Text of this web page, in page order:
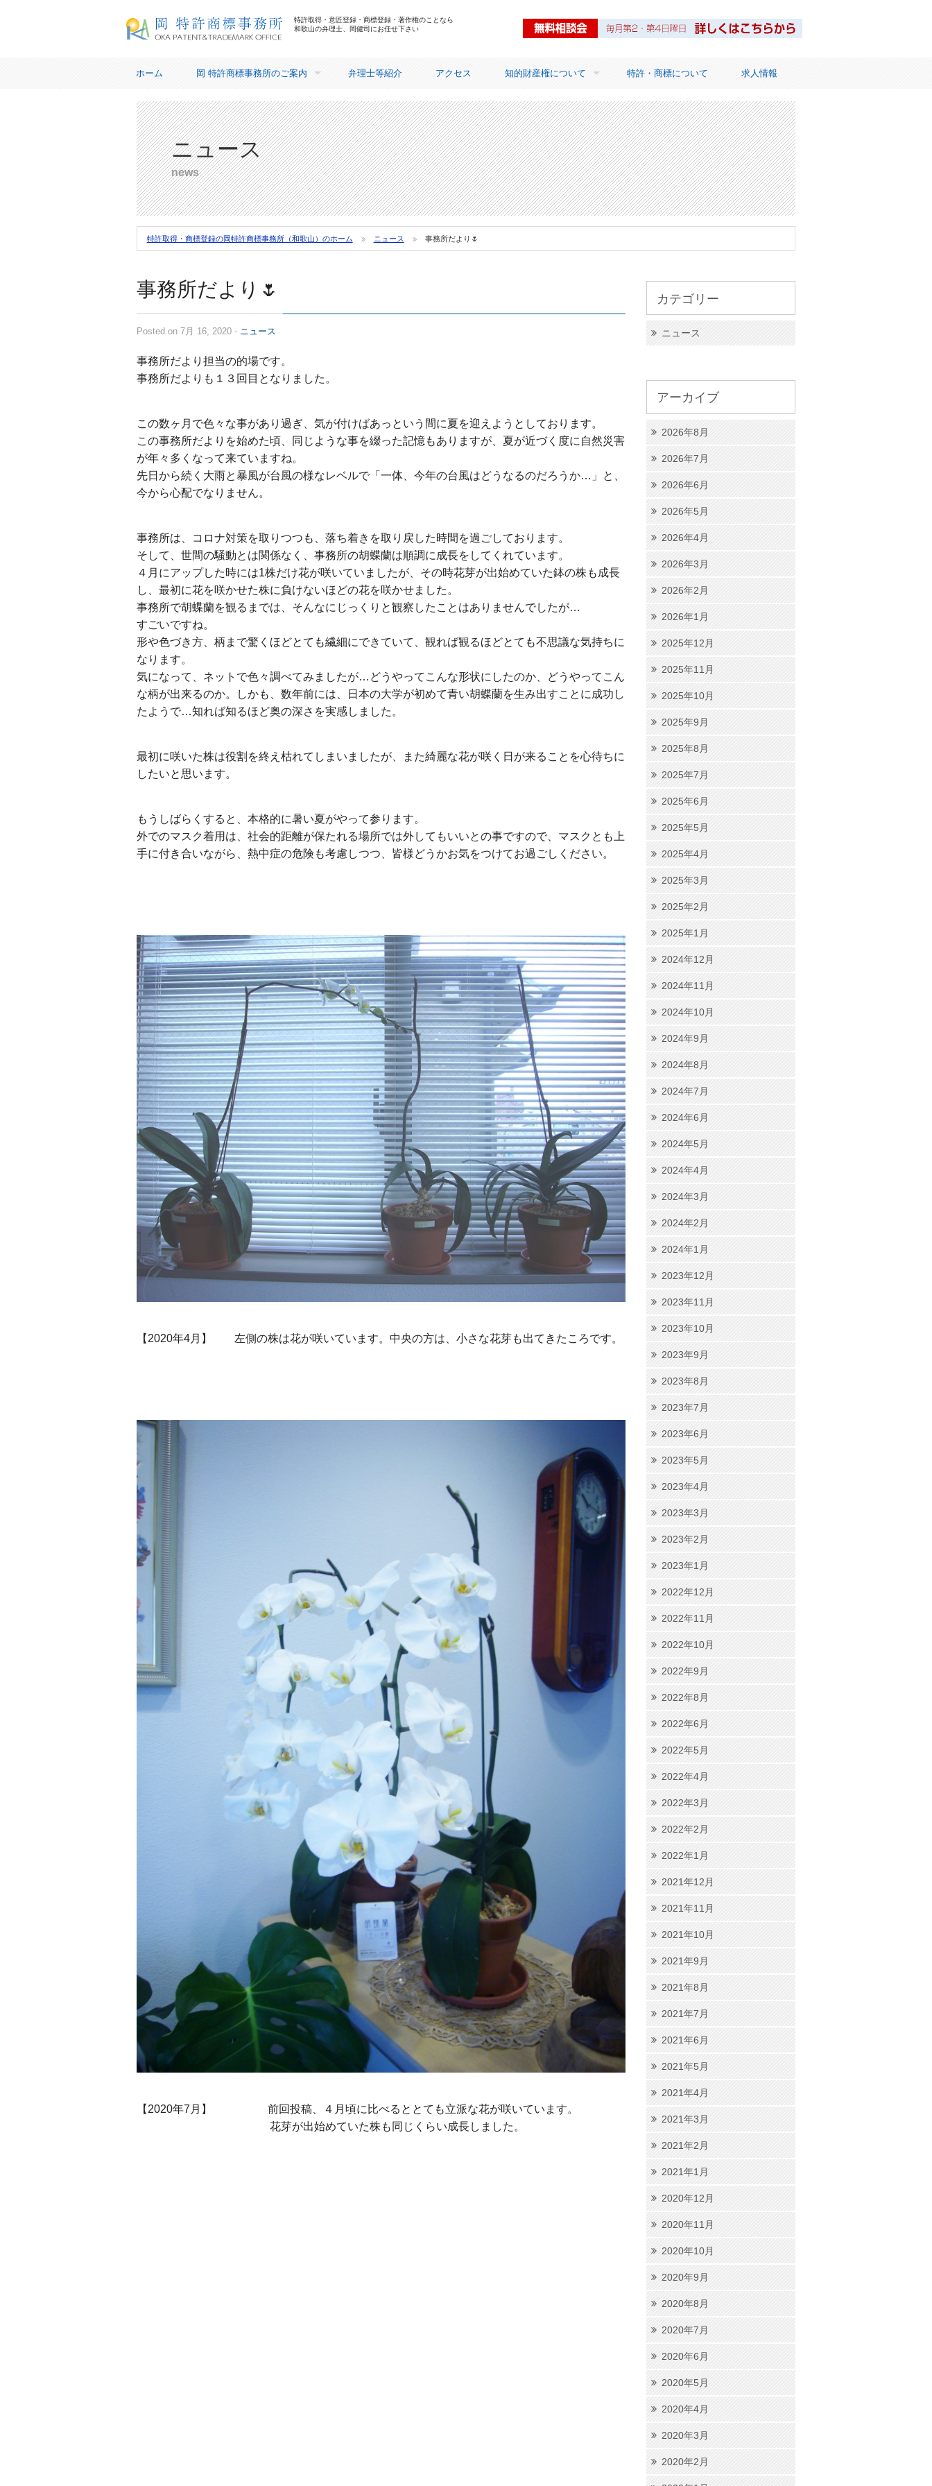
特許取得・意匠登録・商標登録・著作権のことなら
和歌山の弁理士、岡健司にお任せ下さい
ホーム 岡 特許商標事務所のご案内
業務内容
リンク
プライバシーポリシー
弁理士等紹介 アクセス 知的財産権について
知的財産権を取得するメリット
特許・商標について 求人情報
ニュース
news
特許取得・商標登録の岡特許商標事務所（和歌山）のホーム ニュース 事務所だより🌷
事務所だより🌷
Posted on 7月 16, 2020 - ニュース
事務所だより担当の的場です。
事務所だよりも１３回目となりました。
この数ヶ月で色々な事があり過ぎ、気が付けばあっという間に夏を迎えようとしております。
この事務所だよりを始めた頃、同じような事を綴った記憶もありますが、夏が近づく度に自然災害
が年々多くなって来ていますね。
先日から続く大雨と暴風が台風の様なレベルで「一体、今年の台風はどうなるのだろうか…」と、
今から心配でなりません。
事務所は、コロナ対策を取りつつも、落ち着きを取り戻した時間を過ごしております。
そして、世間の騒動とは関係なく、事務所の胡蝶蘭は順調に成長をしてくれています。
４月にアップした時には1株だけ花が咲いていましたが、その時花芽が出始めていた鉢の株も成長
し、最初に花を咲かせた株に負けないほどの花を咲かせました。
事務所で胡蝶蘭を観るまでは、そんなにじっくりと観察したことはありませんでしたが…
すごいですね。
形や色づき方、柄まで驚くほどとても繊細にできていて、観れば観るほどとても不思議な気持ちに
なります。
気になって、ネットで色々調べてみましたが…どうやってこんな形状にしたのか、どうやってこん
な柄が出来るのか。しかも、数年前には、日本の大学が初めて青い胡蝶蘭を生み出すことに成功し
たようで…知れば知るほど奥の深さを実感しました。
最初に咲いた株は役割を終え枯れてしまいましたが、また綺麗な花が咲く日が来ることを心待ちに
したいと思います。
もうしばらくすると、本格的に暑い夏がやって参ります。
外でのマスク着用は、社会的距離が保たれる場所では外してもいいとの事ですので、マスクとも上
手に付き合いながら、熱中症の危険も考慮しつつ、皆様どうかお気をつけてお過ごしください。
【2020年4月】 左側の株は花が咲いています。中央の方は、小さな花芽も出てきたころです。
【2020年7月】 前回投稿、４月頃に比べるととても立派な花が咲いています。
花芽が出始めていた株も同じくらい成長しました。
カテゴリー
ニュース
アーカイブ
2026年8月
2026年7月
2026年6月
2026年5月
2026年4月
2026年3月
2026年2月
2026年1月
2025年12月
2025年11月
2025年10月
2025年9月
2025年8月
2025年7月
2025年6月
2025年5月
2025年4月
2025年3月
2025年2月
2025年1月
2024年12月
2024年11月
2024年10月
2024年9月
2024年8月
2024年7月
2024年6月
2024年5月
2024年4月
2024年3月
2024年2月
2024年1月
2023年12月
2023年11月
2023年10月
2023年9月
2023年8月
2023年7月
2023年6月
2023年5月
2023年4月
2023年3月
2023年2月
2023年1月
2022年12月
2022年11月
2022年10月
2022年9月
2022年8月
2022年6月
2022年5月
2022年4月
2022年3月
2022年2月
2022年1月
2021年12月
2021年11月
2021年10月
2021年9月
2021年8月
2021年7月
2021年6月
2021年5月
2021年4月
2021年3月
2021年2月
2021年1月
2020年12月
2020年11月
2020年10月
2020年9月
2020年8月
2020年7月
2020年6月
2020年5月
2020年4月
2020年3月
2020年2月